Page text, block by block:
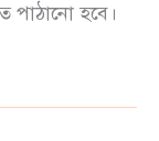
পাঠানো হবে।